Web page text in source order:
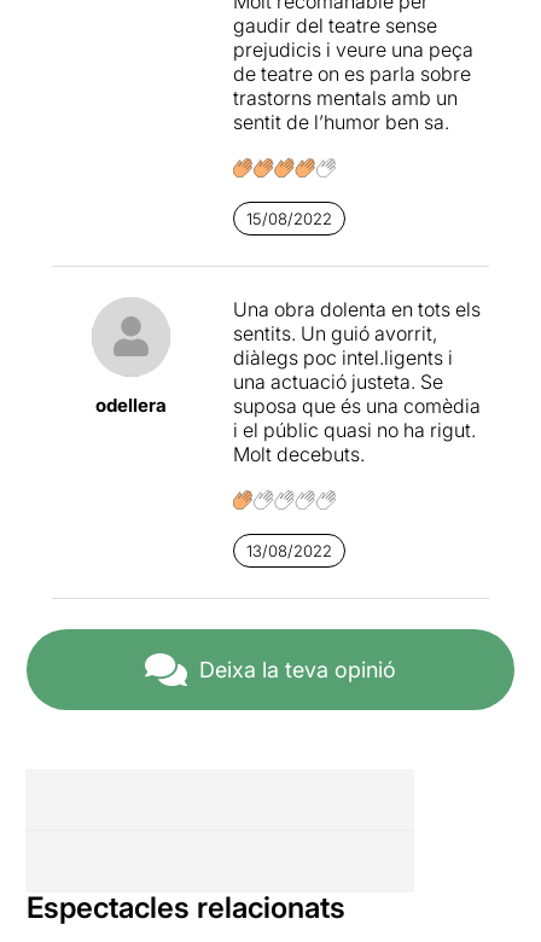
gaudir del teatre sense
prejudicis i veure una peça
de teatre on es parla sobre
trastorns mentals amb un
sentit de l’humor ben sa.
15/08/2022
odellera
Una obra dolenta en tots els
sentits. Un guió avorrit,
diàlegs poc intel.ligents i
una actuació justeta. Se
suposa que és una comèdia
i el públic quasi no ha rigut.
Molt decebuts.
13/08/2022
Deixa la teva opinió
Espectacles relacionats